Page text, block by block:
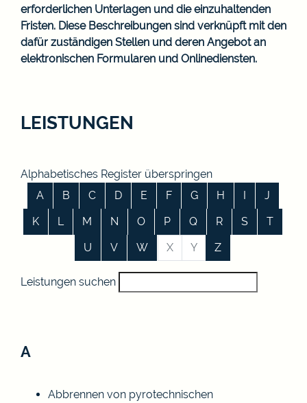
erforderlichen Unterlagen und die einzuhaltenden
Fristen. Diese Beschreibungen sind verknüpft mit den
dafür zuständigen Stellen und deren Angebot an
elektronischen Formularen und Onlinediensten.
LEISTUNGEN
Alphabetisches Register überspringen
A
B C D E F G H I
J
K
L M N O P Q R S
T
U
V W X Y Z
Leistungen suchen
A
Abbrennen von pyrotechnischen